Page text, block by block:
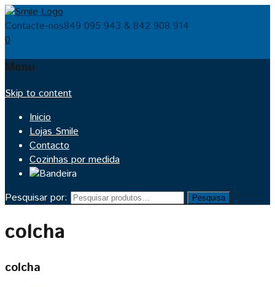
Contacte-nos849 095 943 & 842 908 914
0
Menu
Skip to content
Inicio
Lojas Smile
Contacto
Cozinhas por medida
Pesquisar por: Pesquisa
colcha
colcha